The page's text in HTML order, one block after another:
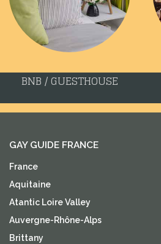
BNB / GUESTHOUSE
GAY GUIDE FRANCE
France
Aquitaine
Atantic Loire Valley
Auvergne-Rhône-Alps
Brittany